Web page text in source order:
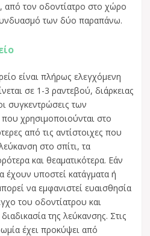
από τον οδοντίατρο στο χώρο
των δύο παραπάνω.
είναι πλήρως ελεγχόμενη
σε 1-3 ραντεβού, διάρκειας
συγκεντρώσεις των
χρησιμοποιούνται στο
από τις αντίστοιχες που
στο σπίτι, τα
και θεαματικότερα. Εάν
έχουν υποστεί κατάγματα ή
να εμφανιστεί ευαισθησία
του οδοντίατρου και
της λεύκανσης. Στις
έχει προκύψει από